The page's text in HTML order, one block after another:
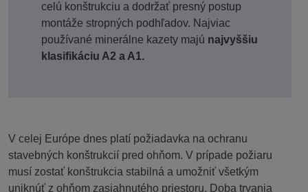
celú konštrukciu a dodržať presný postup
montáže stropných podhľadov. Najviac
používané minerálne kazety majú najvyššiu
klasifikáciu A2 a A1.
V celej Európe dnes platí požiadavka na ochranu
stavebných konštrukcií pred ohňom. V prípade požiaru
musí zostať konštrukcia stabilná a umožniť všetkým
uniknúť z ohňom zasiahnutého priestoru. Doba trvania